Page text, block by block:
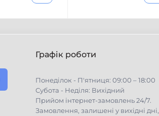
Графік роботи
Понеділок - П'ятниця: 09:00 – 18:00
Субота - Неділя: Вихідний
Прийом інтернет-замовлень 24/7.
Замовлення, залишені у вихідні дні,